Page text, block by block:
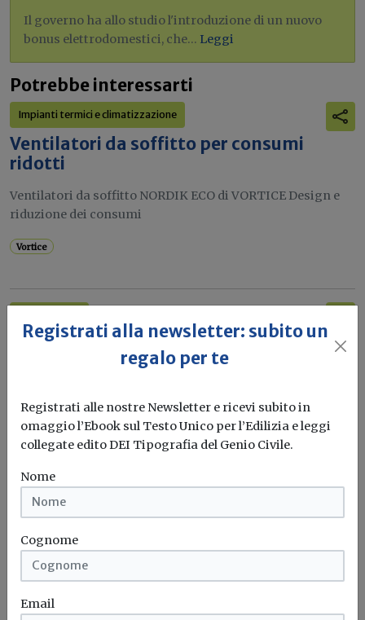
Il governo ha allo studio l'introduzione di un nuovo
bonus elettrodomestici, che... Leggi
Potrebbe interessarti
Impianti termici e climatizzazione
Ventilatori da soffitto per consumi
ridotti
Ventilatori da soffitto NORDIK ECO di VORTICE Design e
riduzione dei consumi
Vortice
Lampada germicida per la sanificazione
degli ambienti
sanificazione semplice e rispettoso dell’ambiente...
Vortice Sanificazione
Aziende
Vortice: ecco il nuovo marchio
Il gruppo ha presentato il 3 settembre il nuovo logo
Vortice
Registrati alla newsletter: subito un
regalo per te
Registrati alle nostre Newsletter e ricevi subito in
omaggio l’Ebook sul Testo Unico per l’Edilizia e leggi
collegate edito DEI Tipografia del Genio Civile.
Nome
Cognome
Email